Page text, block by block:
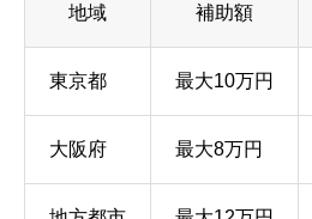
地域 補助額
東京都 最大10万円
大阪府 最大8万円